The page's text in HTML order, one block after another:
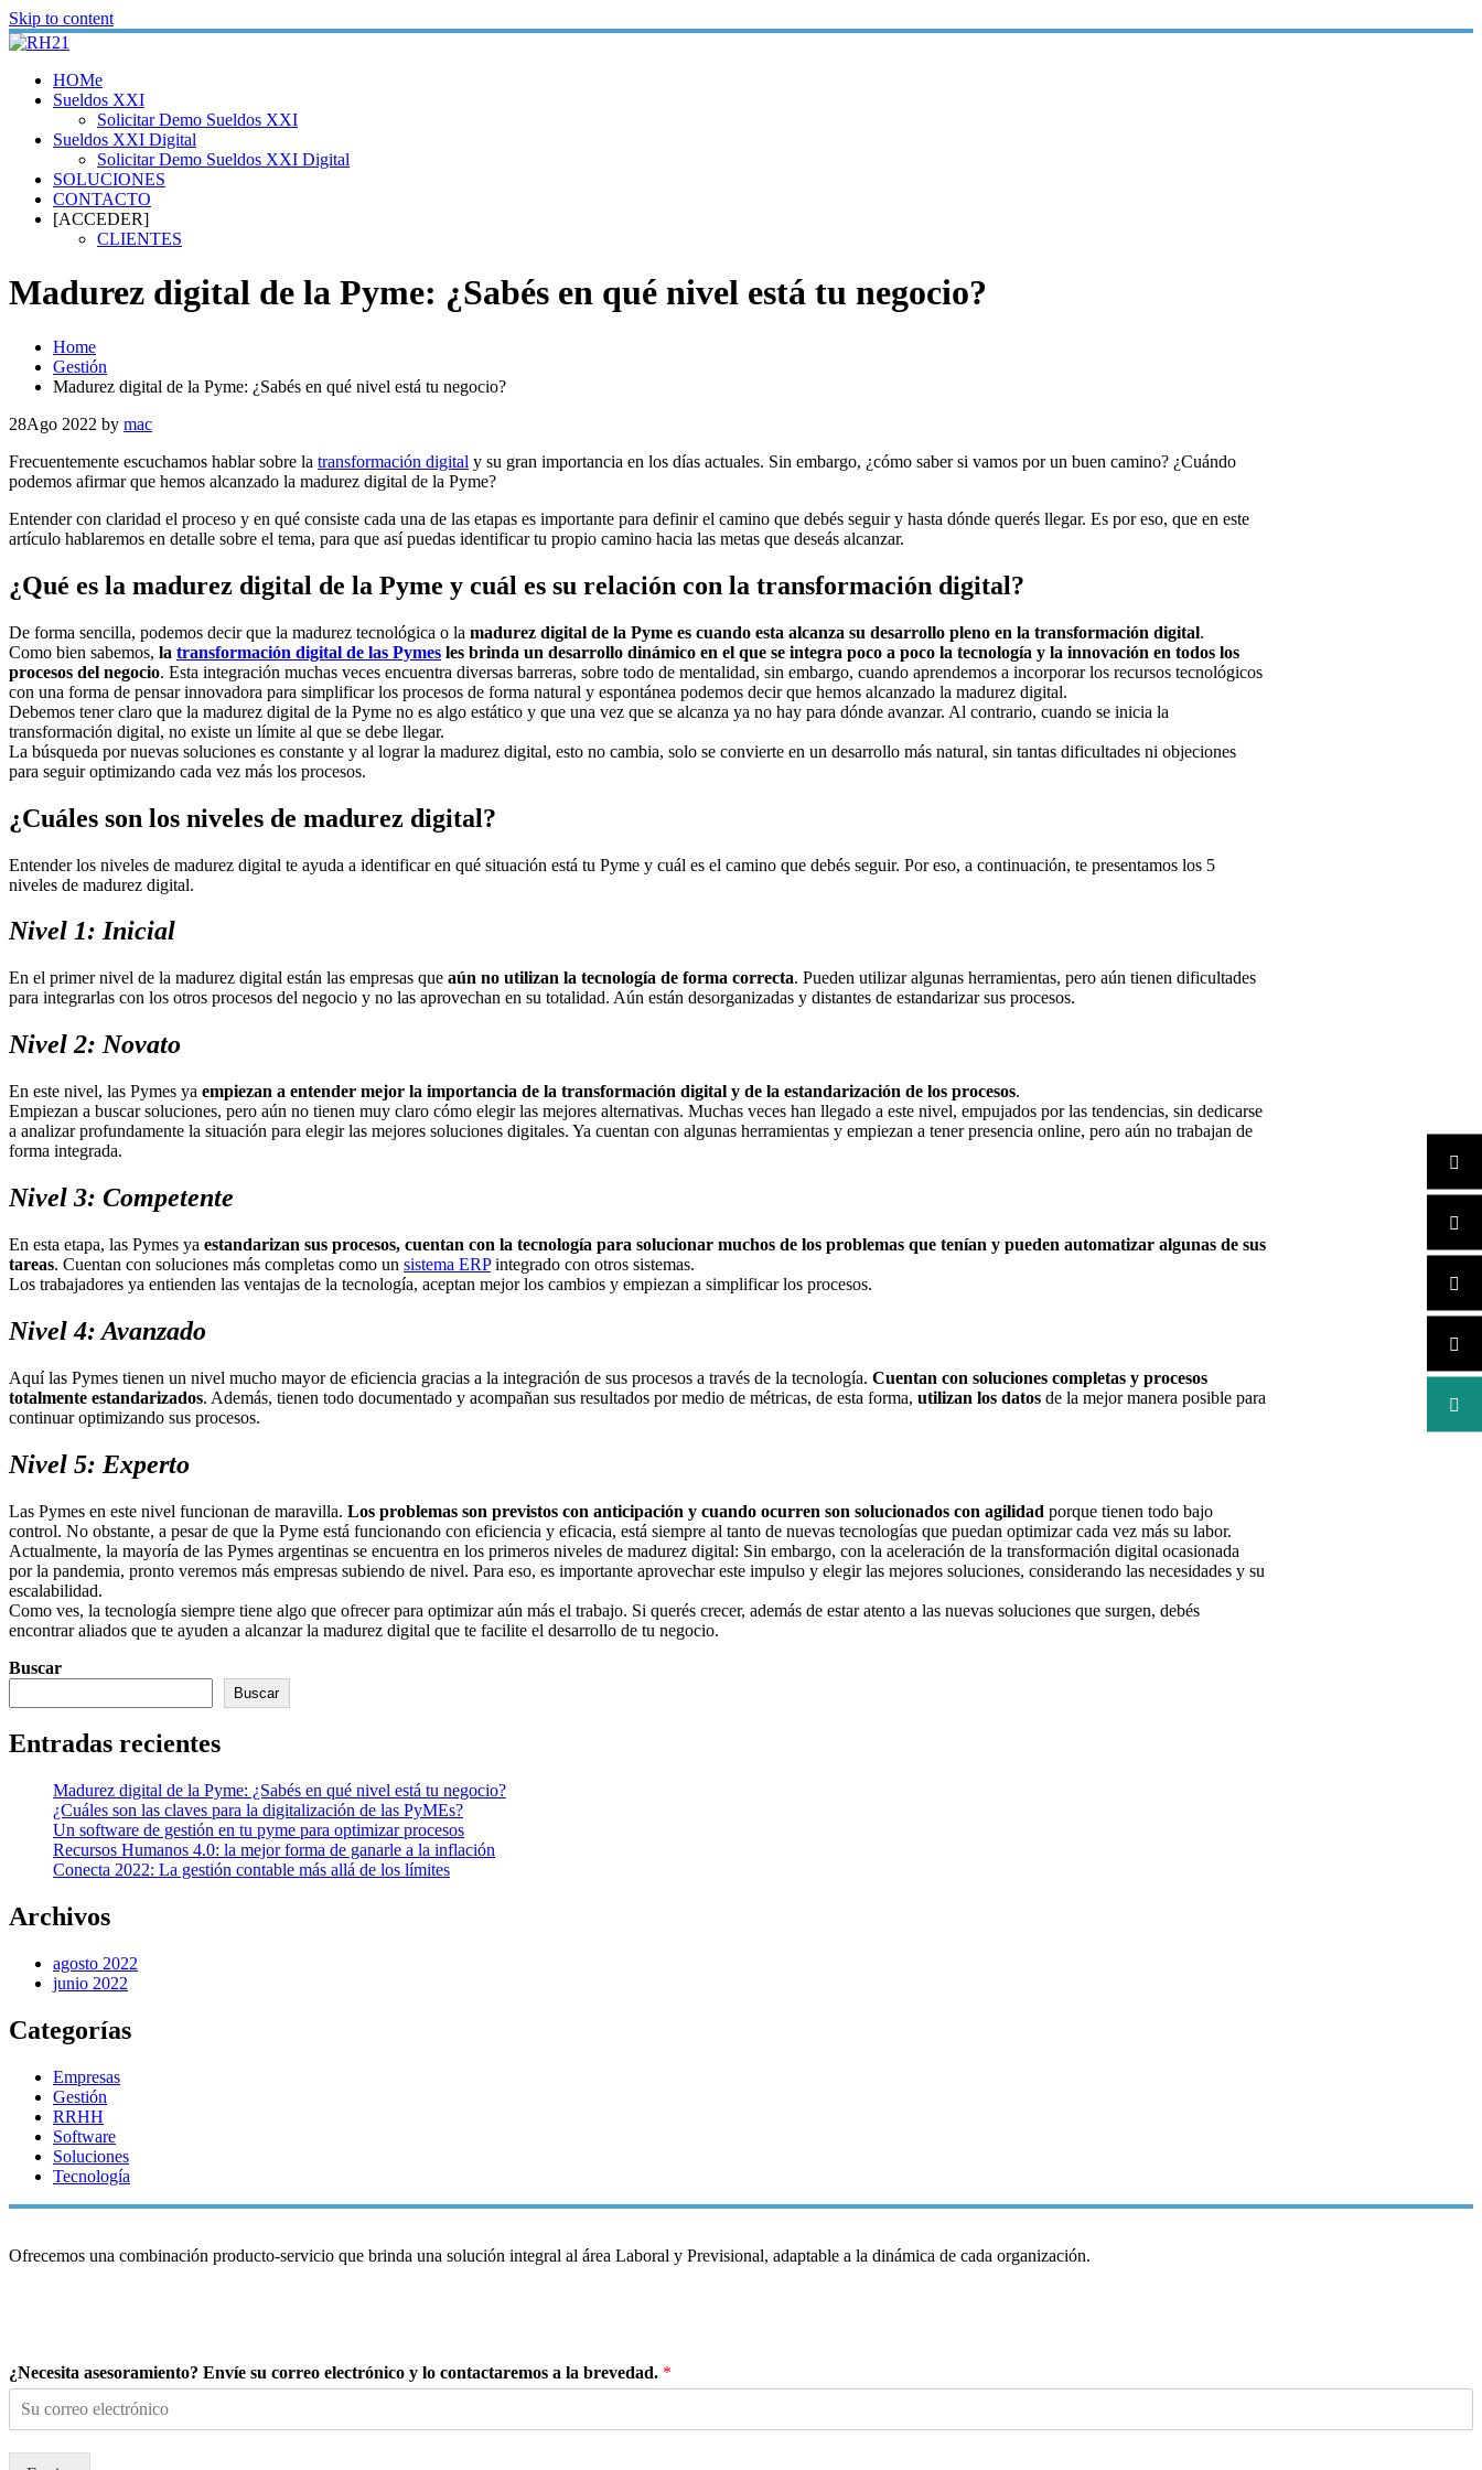
Skip to content
HOMe
Sueldos XXI
Solicitar Demo Sueldos XXI
Sueldos XXI Digital
Solicitar Demo Sueldos XXI Digital
SOLUCIONES
CONTACTO
[ACCEDER]
CLIENTES
Madurez digital de la Pyme: ¿Sabés en qué nivel está tu negocio?
Home
Gestión
Madurez digital de la Pyme: ¿Sabés en qué nivel está tu negocio?
28Ago 2022 by mac
Frecuentemente escuchamos hablar sobre la transformación digital y su gran importancia en los días actuales. Sin embargo, ¿cómo saber si vamos por un buen camino? ¿Cuándo
podemos afirmar que hemos alcanzado la madurez digital de la Pyme?
Entender con claridad el proceso y en qué consiste cada una de las etapas es importante para definir el camino que debés seguir y hasta dónde querés llegar. Es por eso, que en este
artículo hablaremos en detalle sobre el tema, para que así puedas identificar tu propio camino hacia las metas que deseás alcanzar.
¿Qué es la madurez digital de la Pyme y cuál es su relación con la transformación digital?
De forma sencilla, podemos decir que la madurez tecnológica o la madurez digital de la Pyme es cuando esta alcanza su desarrollo pleno en la transformación digital.
Como bien sabemos, la transformación digital de las Pymes les brinda un desarrollo dinámico en el que se integra poco a poco la tecnología y la innovación en todos los
procesos del negocio. Esta integración muchas veces encuentra diversas barreras, sobre todo de mentalidad, sin embargo, cuando aprendemos a incorporar los recursos tecnológicos
con una forma de pensar innovadora para simplificar los procesos de forma natural y espontánea podemos decir que hemos alcanzado la madurez digital.
Debemos tener claro que la madurez digital de la Pyme no es algo estático y que una vez que se alcanza ya no hay para dónde avanzar. Al contrario, cuando se inicia la
transformación digital, no existe un límite al que se debe llegar.
La búsqueda por nuevas soluciones es constante y al lograr la madurez digital, esto no cambia, solo se convierte en un desarrollo más natural, sin tantas dificultades ni objeciones
para seguir optimizando cada vez más los procesos.
¿Cuáles son los niveles de madurez digital?
Entender los niveles de madurez digital te ayuda a identificar en qué situación está tu Pyme y cuál es el camino que debés seguir. Por eso, a continuación, te presentamos los 5
niveles de madurez digital.
Nivel 1: Inicial
En el primer nivel de la madurez digital están las empresas que aún no utilizan la tecnología de forma correcta. Pueden utilizar algunas herramientas, pero aún tienen dificultades
para integrarlas con los otros procesos del negocio y no las aprovechan en su totalidad. Aún están desorganizadas y distantes de estandarizar sus procesos.
Nivel 2: Novato
En este nivel, las Pymes ya empiezan a entender mejor la importancia de la transformación digital y de la estandarización de los procesos.
Empiezan a buscar soluciones, pero aún no tienen muy claro cómo elegir las mejores alternativas. Muchas veces han llegado a este nivel, empujados por las tendencias, sin dedicarse
a analizar profundamente la situación para elegir las mejores soluciones digitales. Ya cuentan con algunas herramientas y empiezan a tener presencia online, pero aún no trabajan de
forma integrada.
Nivel 3: Competente
En esta etapa, las Pymes ya estandarizan sus procesos, cuentan con la tecnología para solucionar muchos de los problemas que tenían y pueden automatizar algunas de sus
tareas. Cuentan con soluciones más completas como un sistema ERPintegrado con otros sistemas.
Los trabajadores ya entienden las ventajas de la tecnología, aceptan mejor los cambios y empiezan a simplificar los procesos.
Nivel 4: Avanzado
Aquí las Pymes tienen un nivel mucho mayor de eficiencia gracias a la integración de sus procesos a través de la tecnología. Cuentan con soluciones completas y procesos
totalmente estandarizados. Además, tienen todo documentado y acompañan sus resultados por medio de métricas, de esta forma, utilizan los datos de la mejor manera posible para
continuar optimizando sus procesos.
Nivel 5: Experto
Las Pymes en este nivel funcionan de maravilla. Los problemas son previstos con anticipación y cuando ocurren son solucionados con agilidad porque tienen todo bajo
control. No obstante, a pesar de que la Pyme está funcionando con eficiencia y eficacia, está siempre al tanto de nuevas tecnologías que puedan optimizar cada vez más su labor.
Actualmente, la mayoría de las Pymes argentinas se encuentra en los primeros niveles de madurez digital: Sin embargo, con la aceleración de la transformación digital ocasionada
por la pandemia, pronto veremos más empresas subiendo de nivel. Para eso, es importante aprovechar este impulso y elegir las mejores soluciones, considerando las necesidades y su
escalabilidad.
Como ves, la tecnología siempre tiene algo que ofrecer para optimizar aún más el trabajo. Si querés crecer, además de estar atento a las nuevas soluciones que surgen, debés
encontrar aliados que te ayuden a alcanzar la madurez digital que te facilite el desarrollo de tu negocio.
Buscar
Buscar
Entradas recientes
Madurez digital de la Pyme: ¿Sabés en qué nivel está tu negocio?
¿Cuáles son las claves para la digitalización de las PyMEs?
Un software de gestión en tu pyme para optimizar procesos
Recursos Humanos 4.0: la mejor forma de ganarle a la inflación
Conecta 2022: La gestión contable más allá de los límites
Archivos
agosto 2022
junio 2022
Categorías
Empresas
Gestión
RRHH
Software
Soluciones
Tecnología
Ofrecemos una combinación producto-servicio que brinda una solución integral al área Laboral y Previsional, adaptable a la dinámica de cada organización.
¿Necesita asesoramiento? Envíe su correo electrónico y lo contactaremos a la brevedad. *